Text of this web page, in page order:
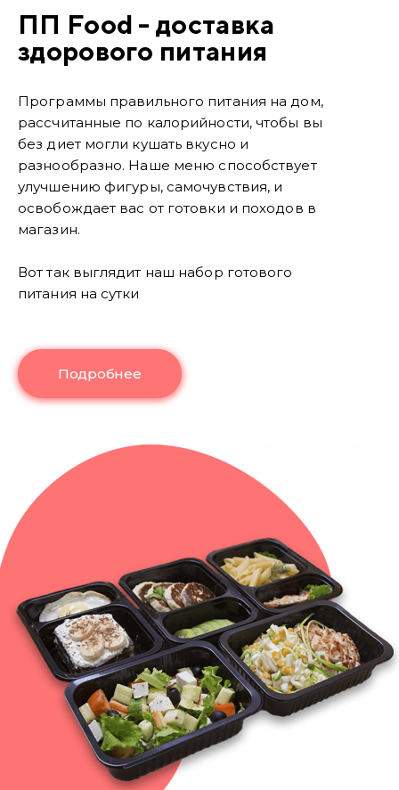
ПП Food - доставка
здорового питания
Программы правильного питания на дом,
рассчитанные по калорийности, чтобы вы
без диет могли кушать вкусно и
разнообразно. Наше меню способствует
улучшению фигуры, самочувствия, и
освобождает вас от готовки и походов в
магазин.
Вот так выглядит наш набор готового
питания на сутки
Подробнее